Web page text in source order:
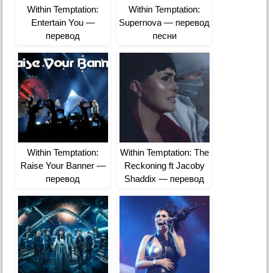
Within Temptation:
Entertain You —
перевод
Within Temptation:
Supernova — перевод
песни
Within Temptation:
Raise Your Banner —
перевод
Within Temptation: The
Reckoning ft Jacoby
Shaddix — перевод